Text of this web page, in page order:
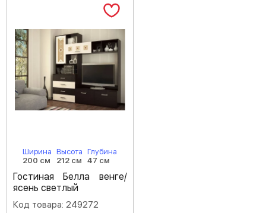
Ширина
200 см
Высота
212 см
Глубина
47 см
Гостиная Белла венге/
ясень светлый
Код товара: 249272